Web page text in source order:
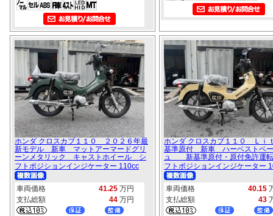
ホンダ クロスカブ１１０ ２０２６年最
新モデル 新車 マットアーマードグリ
ーンメタリック キャストホイール シ
フトポジションインジケーター 110cc
車両価格 41.25 万円
支払総額
44 万円
ホンダ クロスカブ１１０ Ｌ
基準原付 新車 ハーベストベ
ュ 新基準原付・原付免許運
フトポジションインジケーター
車両価格 40.15
支払総額
43